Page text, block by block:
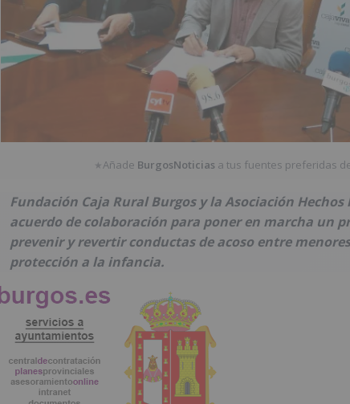
★Añade BurgosNoticias a tus fuentes preferidas
Fundación Caja Rural Burgos y la Asociación
acuerdo de colaboración para poner en marcha un
prevenir y revertir conductas de acoso entre
protección a la infancia.